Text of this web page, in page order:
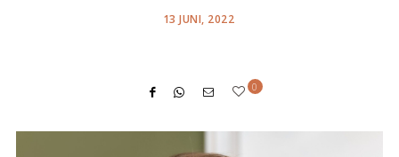
POSTED
13 JUNI, 2022
0